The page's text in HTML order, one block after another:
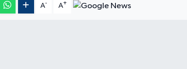
A- A+